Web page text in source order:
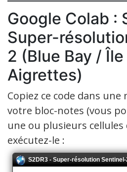
Google Colab :
Super-
2 (Blue Bay /
Aigrettes)
Copiez ce code dans une
votre bloc-notes (vous
une ou plusieurs cellules
exécutez-le :
S2DR3 - Super-résolution Sentinel-